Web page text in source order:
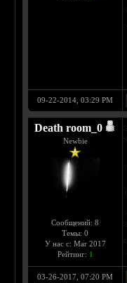
09-22-2014, 03:29 PM
Death room_0
Newbie
Сообщений: 8
Темы: 0
У нас с: Mar 2017
Рейтинг: 1
03-26-2017, 07:20 PM